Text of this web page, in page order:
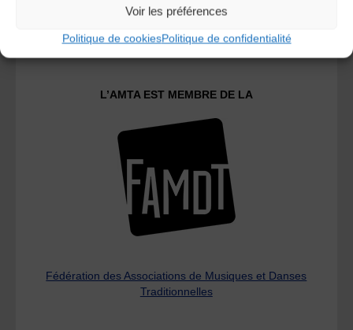
Voir les préférences
Politique de cookiesPolitique de confidentialité
Le distributeur des musiques Trad'
L’AMTA EST MEMBRE DE LA
Fédération des Associations de Musiques et Danses
Traditionnelles